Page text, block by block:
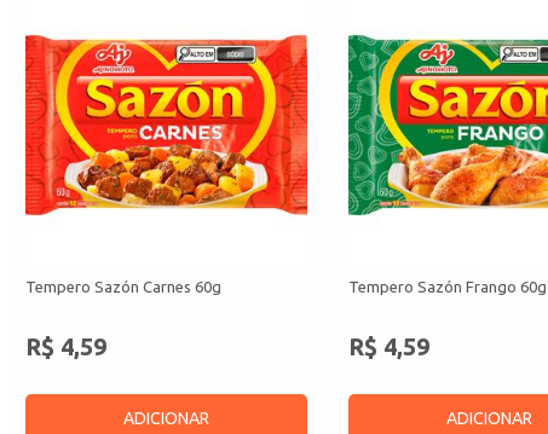
Tempero Sazón Carnes 60g
R$ 4,59
ADICIONAR
Tempero Sazón Frango 60g
R$ 4,59
ADICIONAR